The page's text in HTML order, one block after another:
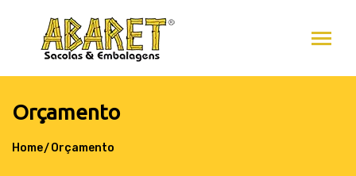
Orçamento
Home Orçamento